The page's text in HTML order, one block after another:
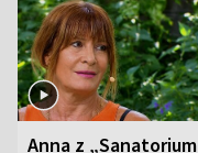
Anna z „Sanatorium